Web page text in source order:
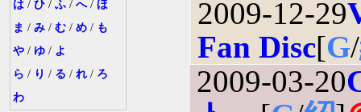
は / ひ / ふ / へ/ ほ
ま / み / む / め / も
や / ゆ / よ
ら / り / る / れ / ろ
わ
2009-12-29
Fan Disc[G/
2009-03-20